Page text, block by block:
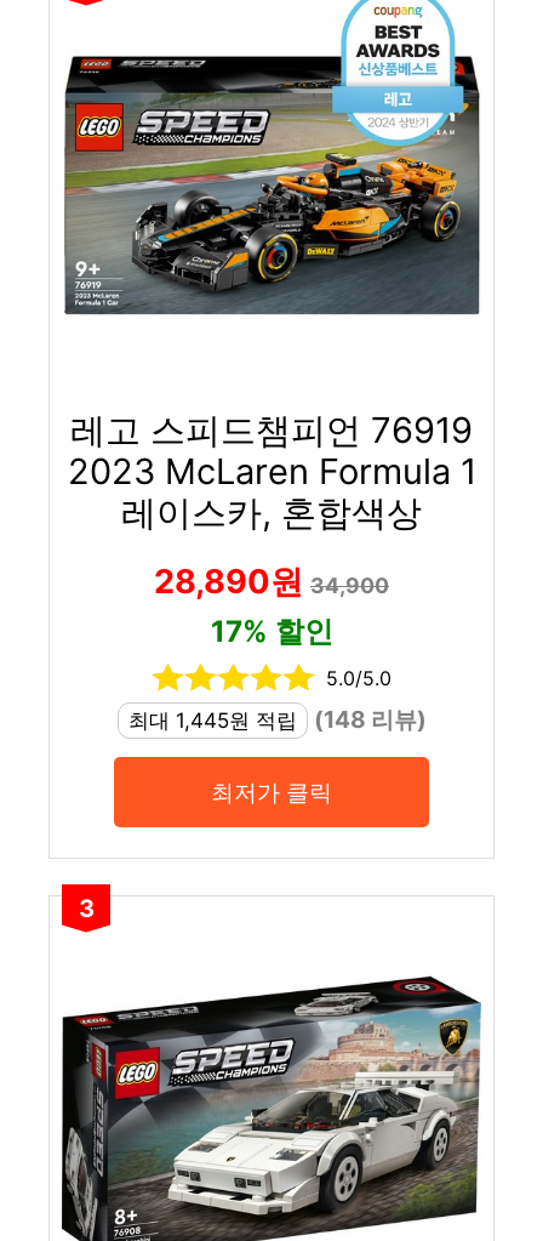
레고 스피드챔피언 76919
2023 McLaren Formula 1
레이스카, 혼합색상
28,890원 34,900
17% 할인
5.0/5.0
최대 1,445원 적립
(148 리뷰)
최저가 클릭
3